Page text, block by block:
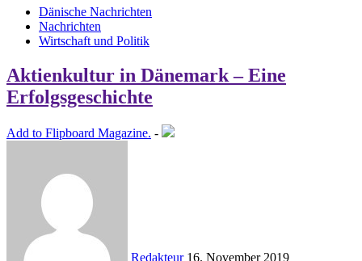
Dänische Nachrichten
Nachrichten
Wirtschaft und Politik
Aktienkultur in Dänemark – Eine
Erfolgsgeschichte
Add to Flipboard Magazine. -
Redakteur 16. November 2019